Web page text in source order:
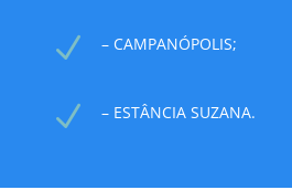
N – CAMPANÓPOLIS;
N – ESTÂNCIA SUZANA.